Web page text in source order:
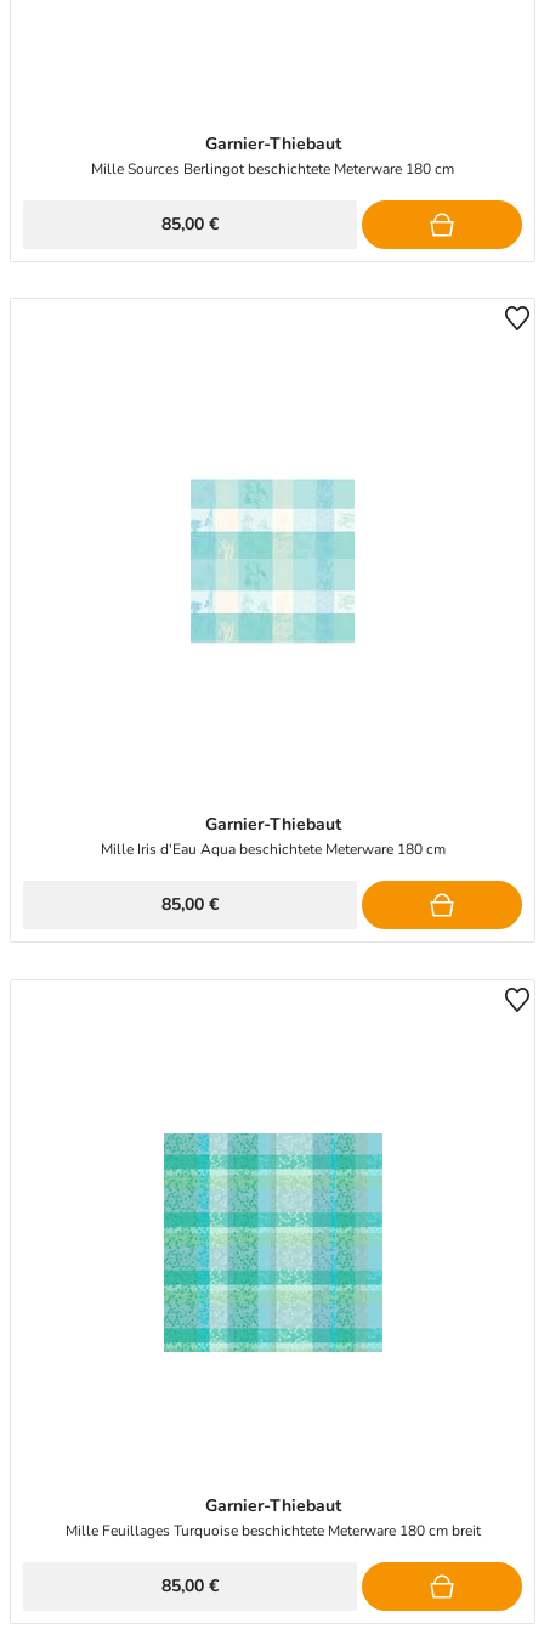
Garnier-Thiebaut
Mille Sources Berlingot beschichtete Meterware 180 cm
85,00 €
Garnier-Thiebaut
Mille Iris d'Eau Aqua beschichtete Meterware 180 cm
85,00 €
Garnier-Thiebaut
Mille Feuillages Turquoise beschichtete Meterware 180 cm breit
85,00 €